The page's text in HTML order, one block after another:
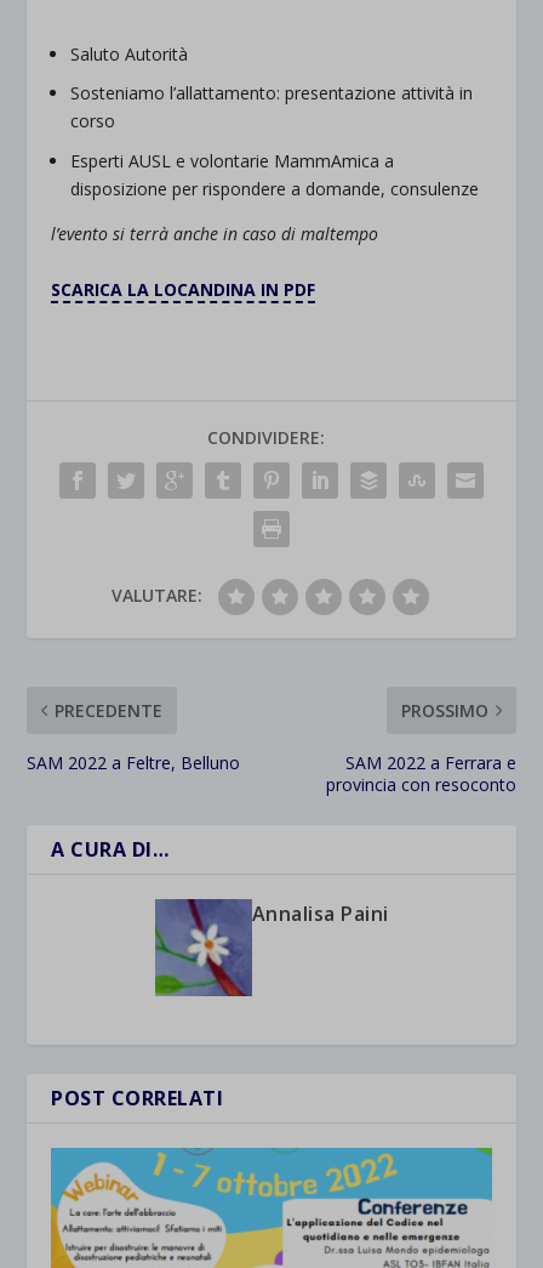
Saluto Autorità
Sosteniamo l’allattamento: presentazione attività in
corso
Esperti AUSL e volontarie MammAmica a
disposizione per rispondere a domande, consulenze
l’evento si terrà anche in caso di maltempo
SCARICA LA LOCANDINA IN PDF
CONDIVIDERE:
VALUTARE:
PRECEDENTE
SAM 2022 a Feltre, Belluno
PROSSIMO
SAM 2022 a Ferrara e
provincia con resoconto
A CURA DI…
Annalisa Paini
POST CORRELATI